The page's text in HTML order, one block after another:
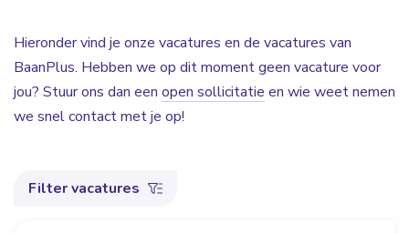
Hieronder vind je onze vacatures en de vacatures van
BaanPlus. Hebben we op dit moment geen vacature voor
jou? Stuur ons dan een open sollicitatie en wie weet nemen
we snel contact met je op!
Filter vacatures